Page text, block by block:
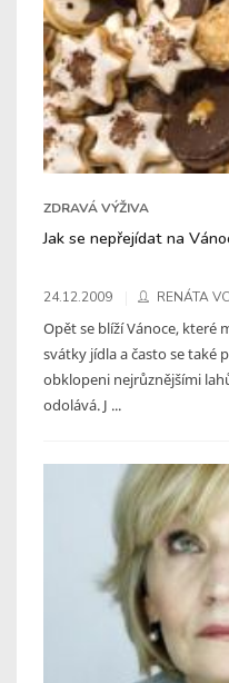
ZDRAVÁ VÝŽIVA
Jak se nepřejídat na
24.12.2009 RENÁTA
Opět se blíží Vánoce, které
svátky jídla a často se také
obklopeni nejrůznějšími
odolává. J ...